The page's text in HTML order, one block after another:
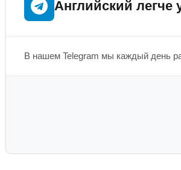
Английский легче
В нашем Telegram мы каждый день